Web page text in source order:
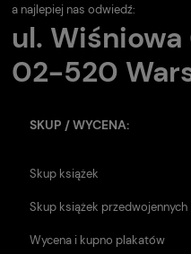
a najlepiej nas odwiedź:
ul. Wiśniowa
02-520
SKUP / WYCENA:
Skup książek
Skup książek przedwojennych
Wycena i kupno plakatów